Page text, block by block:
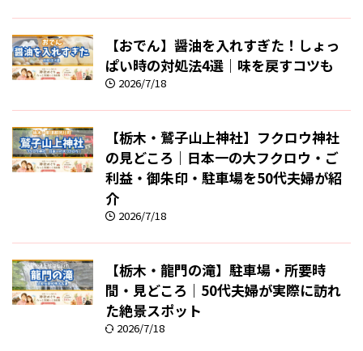
【おでん】醤油を入れすぎた！しょっ
ぱい時の対処法4選｜味を戻すコツも
2026/7/18
【栃木・鷲子山上神社】フクロウ神社
の見どころ｜日本一の大フクロウ・ご
利益・御朱印・駐車場を50代夫婦が紹
介
2026/7/18
【栃木・龍門の滝】駐車場・所要時
間・見どころ｜50代夫婦が実際に訪れ
た絶景スポット
2026/7/18